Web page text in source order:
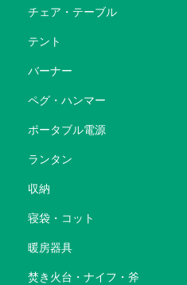
チェア・テーブル
テント
バーナー
ペグ・ハンマー
ポータブル電源
ランタン
収納
寝袋・コット
暖房器具
焚き火台・ナイフ・斧